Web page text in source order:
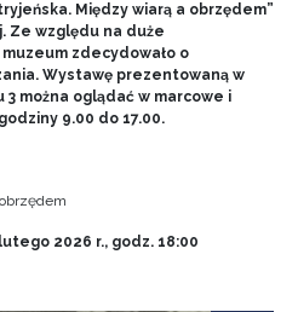
Między wiarą a obrzędem”
Ze względu na duże
zdecydowało o
Wystawę prezentowaną w
można oglądać w marcowe i
9.00 do 17.00.
2026 r., godz. 18:00